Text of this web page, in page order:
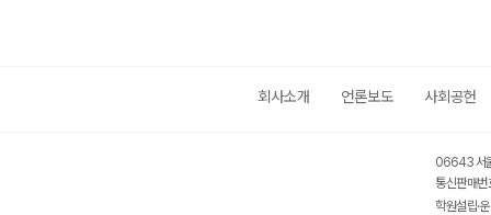
회사소개 언론보도 사회공헌
06643 서
통신판매
학원설립·